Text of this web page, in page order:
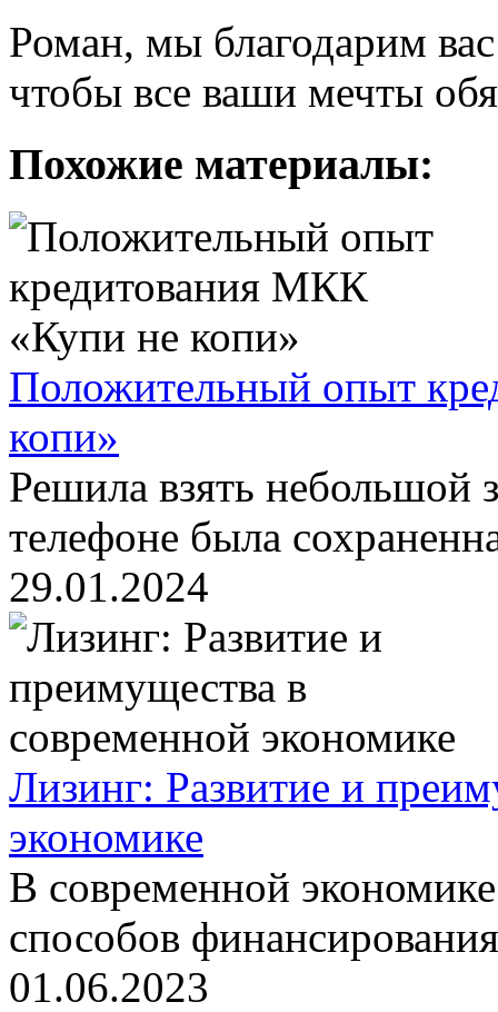
Роман, мы благодарим
чтобы все ваши мечты
Похожие материалы:
Положительный опыт
копи»
Решила взять небольшой
телефоне была
29.01.2024
Лизинг: Развитие и
экономике
В современной
способов
01.06.2023